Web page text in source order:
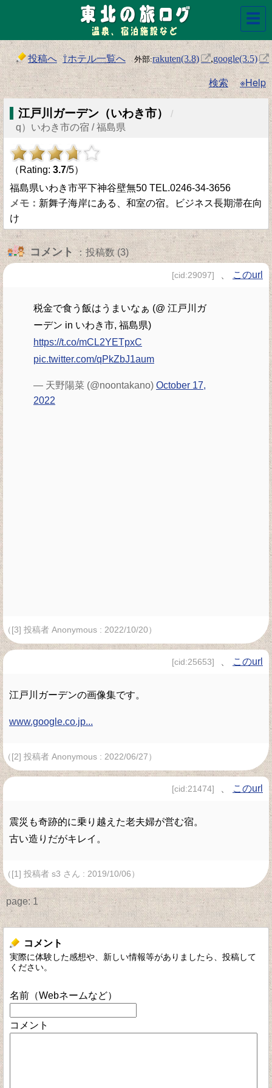
投稿へ ⇧ホテル一覧へ rakuten(3.8) google(3.5)
検索 ※Help
江戸川ガーデン（いわき市）
/
q）いわき市の宿 / 福島県
（Rating: 3.7/5）
福島県いわき市平下神谷壁無50 TEL.0246-34-3656
新舞子海岸にある、和室の宿。ビジネス長期滞在向
け
コメント ：投稿数 (3)
[cid:29097] このurl
税金で食う飯はうまいなぁ (@ 江戸川ガ
ーデン in いわき市, 福島県)
https://t.co/mCL2YETpxC
pic.twitter.com/qPkZbJ1aum
— 天野陽菜 (@noontakano) October 17,
2022
（[3] 投稿者 Anonymous : 2022/10/20）
[cid:25653] このurl
江戸川ガーデンの画像集です。
www.google.co.jp...
（[2] 投稿者 Anonymous : 2022/06/27）
[cid:21474] このurl
震災も奇跡的に乗り越えた老夫婦が営む宿。
古い造りだがキレイ。
（[1] 投稿者 s3 さん : 2019/10/06）
page:1
コメント
実際に体験した感想や、新しい情報等がありましたら、投稿して
ください。
名前（Webネームなど）
コメント
☰